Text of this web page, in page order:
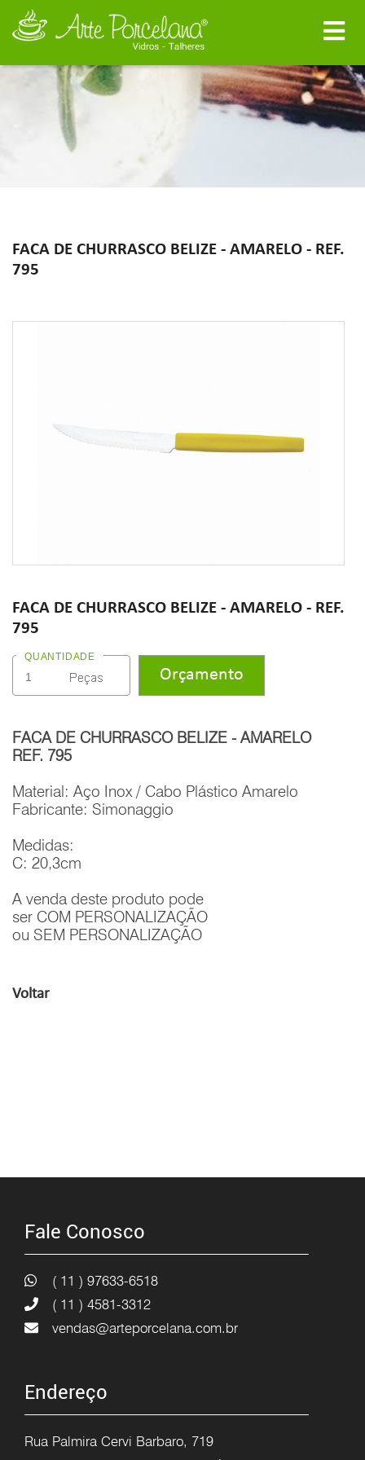
FACA DE CHURRASCO BELIZE - AMARELO - REF.
795
FACA DE CHURRASCO BELIZE - AMARELO - REF.
795
QUANTIDADE
FACA DE CHURRASCO BELIZE - AMARELO
REF. 795
Material: Aço Inox / Cabo Plástico Amarelo
Fabricante: Simonaggio
Medidas:
C: 20,3cm
A venda deste produto pode
ser COM PERSONALIZAÇÃO
ou SEM PERSONALIZAÇÃO
Voltar
Fale Conosco
( 11 ) 97633-6518
( 11 ) 4581-3312
vendas@arteporcelana.com.br
Endereço
Rua Palmira Cervi Barbaro, 719